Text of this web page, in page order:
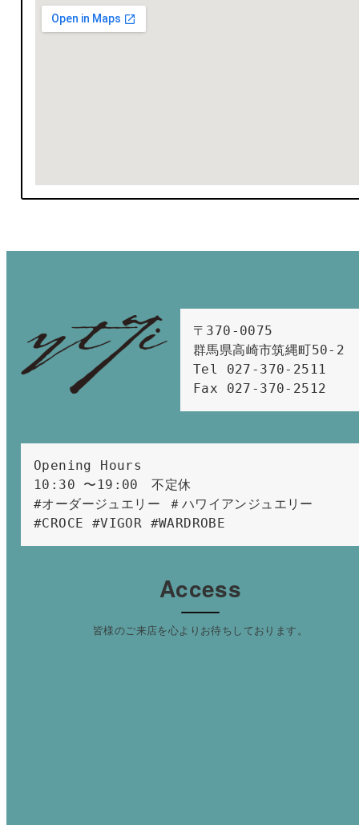
〒370-0075
群馬県高崎市筑縄町50-2
Tel 027-370-2511
Fax 027-370-2512
Opening Hours
10:30 〜19:00　不定休
#オーダージュエリー ＃ハワイアンジュエリー
#CROCE #VIGOR #WARDROBE
Access
皆様のご来店を心よりお待ちしております。